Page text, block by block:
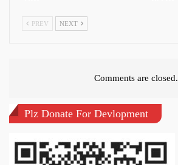
PREV NEXT
Comments are closed.
Plz Donate For Devlopment